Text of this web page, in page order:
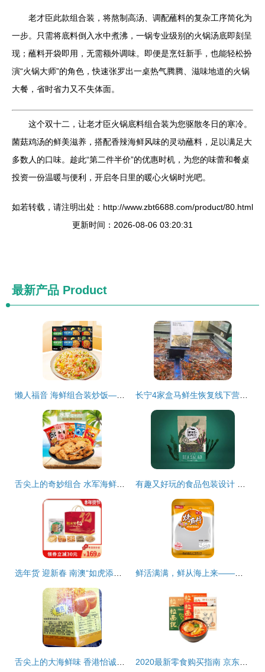
老才臣此款组合装，将熬制高汤、调配蘸料的复杂工序简化为
一步。只需将底料倒入水中煮沸，一锅专业级别的火锅汤底即刻呈
现；蘸料开袋即用，无需额外调味。即便是烹饪新手，也能轻松扮
演“火锅大师”的角色，快速张罗出一桌热气腾腾、滋味地道的火锅
大餐，省时省力又不失体面。
这个双十二，让老才臣火锅底料组合装为您驱散冬日的寒冷。
菌菇鸡汤的鲜美滋养，搭配香辣海鲜风味的灵动蘸料，足以满足大
多数人的口味。趁此“第二件半价”的优惠时机，为您的味蕾和餐桌
投资一份温暖与便利，开启冬日里的暖心火锅时光吧。
如若转载，请注明出处：http://www.zbt6688.com/product/80.html
更新时间：2026-08-06 03:20:31
最新产品 Product